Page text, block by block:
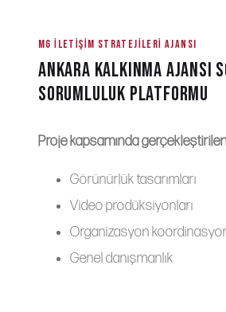
MG ILETIŞIM STRATEJILERI AJANSI
ANKARA KALKINMA AJANSI
SORUMLULUK PLATFORMU
Proje kapsamında
Görünürlük tasarımları
Video prodüksiyonları
Organizasyon
Genel danışmanlık